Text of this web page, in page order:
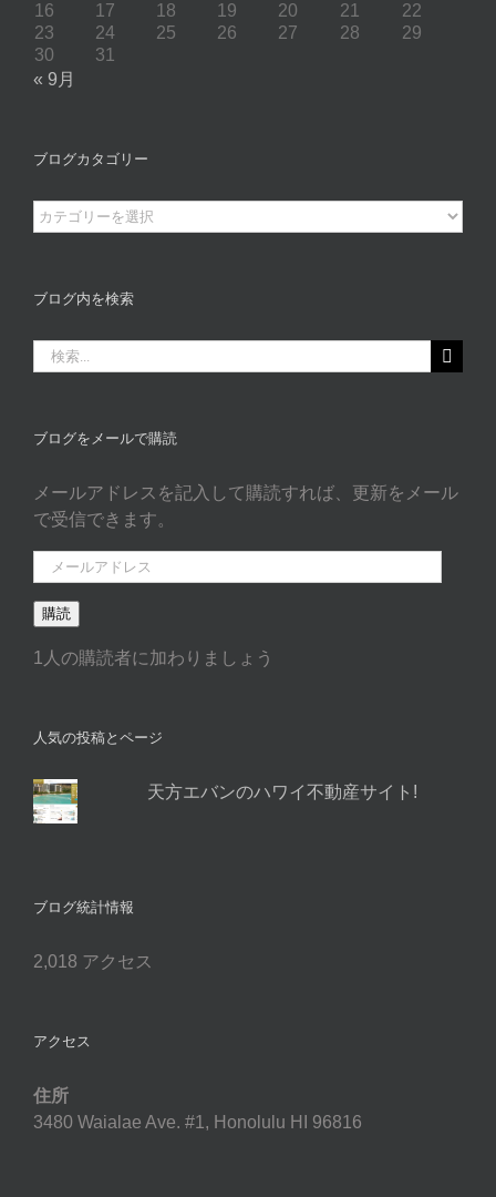
16
17 18 19 20 21
22
23
24 25 26 27 28
29
30
31
« 9月
ブログカタゴリー
ブ
ロ
カ
ゴ
リ
ブログ内を検索
索
ブログをメールで購読
メールアドレスを記入して購読すれば、更新をメール
で受信できます。
ー
ル
ド
購読
1人の購読者に加わりましょう
人気の投稿とページ
天方エバンのハワイ不動産サイト!
ブログ統計情報
2,018 アクセス
アクセス
住所
3480 Waialae Ave. #1, Honolulu HI 96816